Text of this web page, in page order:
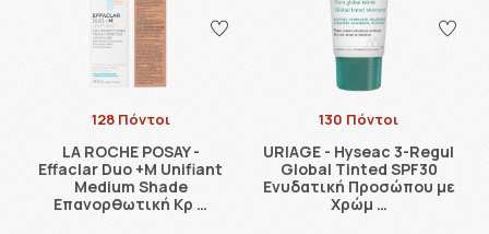
128 Πόντοι
LA ROCHE POSAY -
Effaclar Duo +M Unifiant
Medium Shade
Επανορθωτική Κρ …
130 Πόντοι
URIAGE - Hyseac 3-Regul
Global Tinted SPF30
Ενυδατική Προσώπου με
Χρώμ …